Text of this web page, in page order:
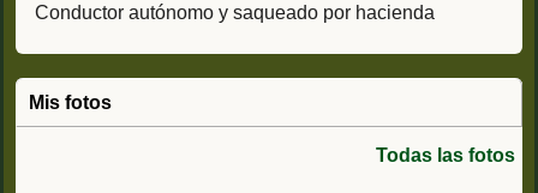
Conductor autónomo y saqueado por hacienda
Mis fotos
Todas las fotos